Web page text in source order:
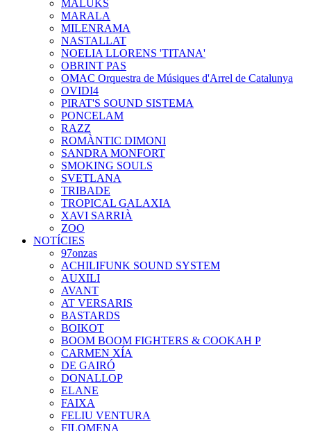
MALUKS
MARALA
MILENRAMA
NASTALLAT
NOELIA LLORENS 'TITANA'
OBRINT PAS
OMAC Orquestra de Músiques d'Arrel de Catalunya
OVIDI4
PIRAT'S SOUND SISTEMA
PONCELAM
RAZZ
ROMÀNTIC DIMONI
SANDRA MONFORT
SMOKING SOULS
SVETLANA
TRIBADE
TROPICAL GALAXIA
XAVI SARRIÀ
ZOO
NOTÍCIES
97onzas
ACHILIFUNK SOUND SYSTEM
AUXILI
AVANT
AT VERSARIS
BASTARDS
BOIKOT
BOOM BOOM FIGHTERS & COOKAH P
CARMEN XÍA
DE GAIRÓ
DONALLOP
ELANE
FAIXA
FELIU VENTURA
FILOMENA